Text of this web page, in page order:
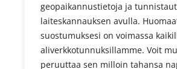
geopaikannustietoja ja
laiteskannauksen avulla.
suostumuksesi on voimassa
aliverkkotunnuksillamme. Voit
peruuttaa sen milloin tahansa